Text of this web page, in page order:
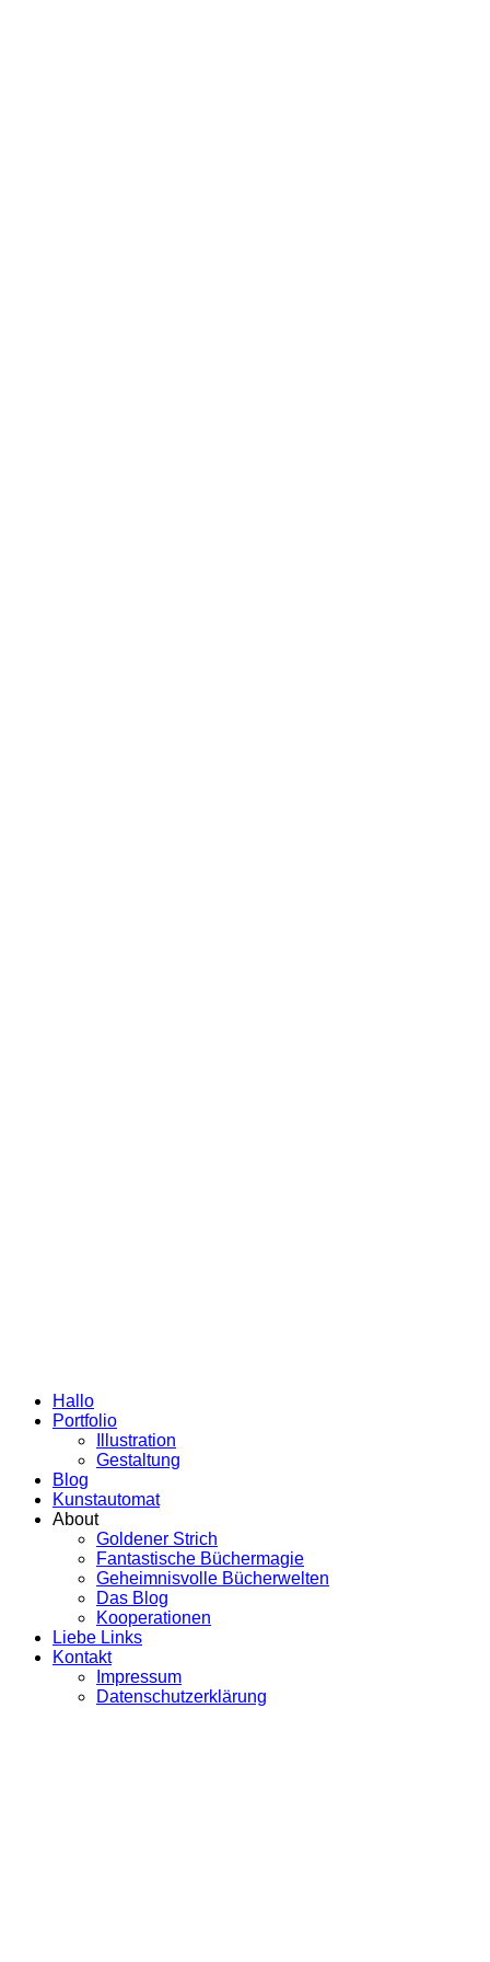
Hallo
Portfolio
Illustration
Gestaltung
Blog
Kunstautomat
About
Goldener Strich
Fantastische Büchermagie
Geheimnisvolle Bücherwelten
Das Blog
Kooperationen
Liebe Links
Kontakt
Impressum
Datenschutzerklärung